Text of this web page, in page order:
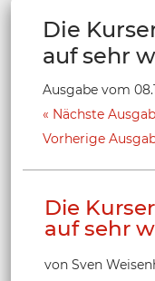
Die
auf sehr
Ausgabe vom
Nächste
Vorherige
Die
auf sehr
von Sven